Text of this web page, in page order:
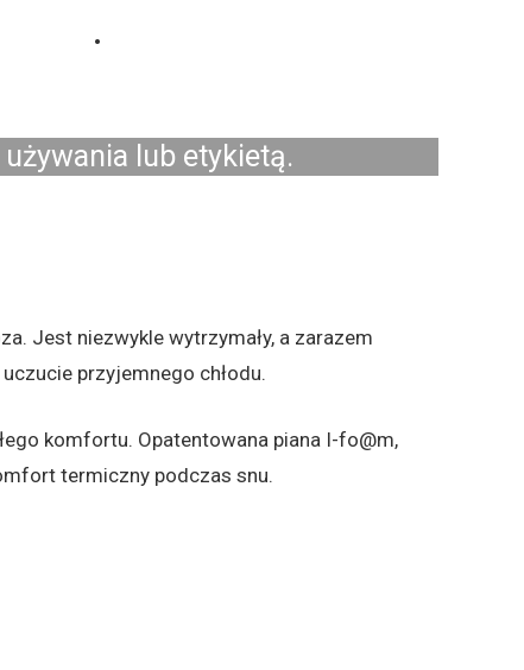
.
lub etykietą.
Jest niezwykle wytrzymały, a zarazem
przyjemnego chłodu.
komfortu. Opatentowana piana I-fo@m,
termiczny podczas snu.